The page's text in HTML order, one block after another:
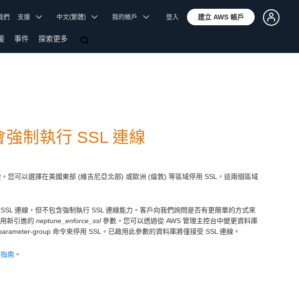
們 支援 中文(繁體) 我的帳戶 登入 建立 AWS 帳戶
事件 探索更多
制執行 SSL 連線
您可以選擇在美國東部 (維吉尼亞北部) 或歐洲 (倫敦) 等區域停用 SSL，這兩個區域
連線，但不包含強制執行 SSL 連線能力。客戶向我們詢問是否有更簡單的方式來
新引進的 neptune_enforce_ssl參數。您可以透過從 AWS 管理主控台中變更資料庫
group 命令來停用 SSL。已啟用此參數的資料庫將僅接受 SSL 連線。
南 。